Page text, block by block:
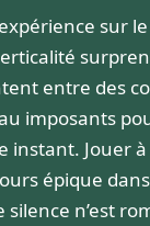
sur
entre des
imposants
instant. Jouer à
épique
n’est